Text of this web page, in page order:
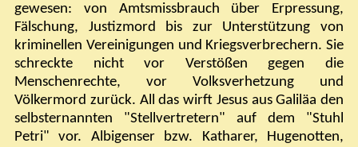
gewesen: von Amtsmissbrauch über Erpressung,
Fälschung, Justizmord bis zur Unterstützung von
kriminellen Vereinigungen und Kriegsverbrechern. Sie
schreckte nicht vor Verstößen gegen die
Menschenrechte, vor Volksverhetzung und
Völkermord zurück. All das wirft Jesus aus Galiläa den
selbsternannten "Stellvertretern" auf dem "Stuhl
Petri" vor. Albigenser bzw. Katharer, Hugenotten,